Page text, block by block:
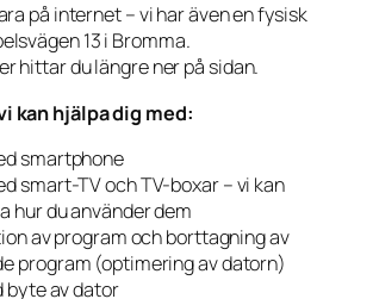
på internet – vi har även en fysisk
13 i Bromma.
hittar du längre ner på sidan.
kan hjälpa dig med:
smartphone
smart-TV och TV-boxar – vi kan
hur du använder dem
av program och borttagning av
program (optimering av datorn)
byte av dator